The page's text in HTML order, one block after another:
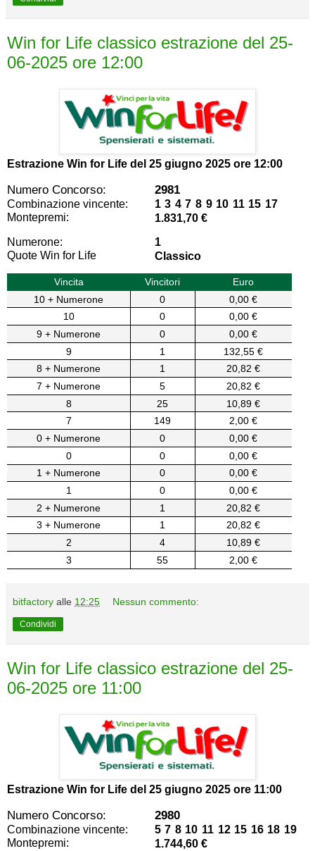
Win for Life classico estrazione del 25-
06-2025 ore 12:00
Estrazione Win for Life del 25 giugno 2025 ore 12:00
Numero Concorso: 2981
Combinazione vincente:
1 3 4 7 8 9 10 11 15 17
Montepremi:
1.831,70 €
Numerone:
1
Quote Win for Life
Classico
Vincita Vincitori
Euro
10 + Numerone
0
0,00 €
10
0
0,00 €
9 + Numerone
0
0,00 €
9
1
132,55 €
8 + Numerone
1
20,82 €
7 + Numerone
5
20,82 €
8
25
10,89 €
7
149
2,00 €
0 + Numerone
0
0,00 €
0
0
0,00 €
1 + Numerone
0
0,00 €
1
0
0,00 €
2 + Numerone
1
20,82 €
3 + Numerone
1
20,82 €
2
4
10,89 €
3
55 2,00 €
bitfactory alle 12:25 Nessun commento:
Condividi
Win for Life classico estrazione del 25-
06-2025 ore 11:00
Estrazione Win for Life del 25 giugno 2025 ore 11:00
Numero Concorso: 2980
Combinazione vincente:
5 7 8 10 11 12 15 16 18 19
Montepremi:
1.744,60 €